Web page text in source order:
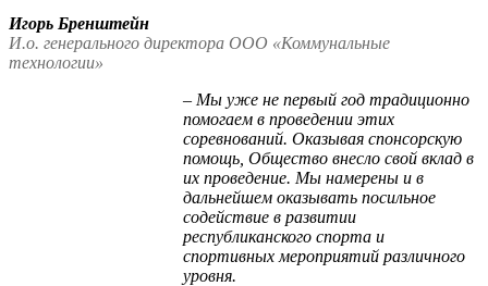
Игорь Бренштейн
И.о. генерального директора ООО «Коммунальные
технологии»
– Мы уже не первый год традиционно
помогаем в проведении этих
соревнований. Оказывая спонсорскую
помощь, Общество внесло свой вклад в
их проведение. Мы намерены и в
дальнейшем оказывать посильное
содействие в развитии
республиканского спорта и
спортивных мероприятий различного
уровня.